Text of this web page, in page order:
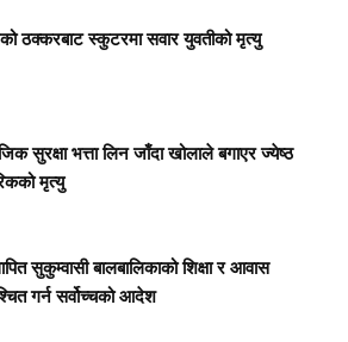
ठक्करबाट स्कुटरमा सवार युवतीको मृत्यु
सुरक्षा भत्ता लिन जाँदा खोलाले बगाएर ज्येष्ठ
मृत्यु
सुकुम्वासी बालबालिकाको शिक्षा र आवास
गर्न सर्वोच्चको आदेश